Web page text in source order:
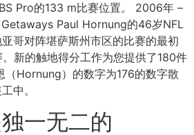
Pro的133 m比赛位置。 2006年 –
Paul Hornung的46岁NFL
哥对阵堪萨斯州市区的比赛的最初
新的触地得分工作为您提供了180件
（Hornung）的数字为176的数字散
中。
一无二的